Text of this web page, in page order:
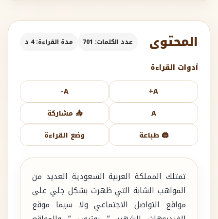
المحتوى عدد الكلمات: 701 مدة القراءة: 4 د
أدوات القراءة
A+
A-
A
📤 مشاركة
🖨️ طباعة
وضع القراءة
تمتلك المملكة العربية السعودية العديد من
المواهب الشابة التي ظهرت بشكل جلي على
مواقع التواصل الاجتماعي ولا سيما موقع